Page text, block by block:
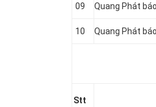
09 Quang Phát
10 Quang Phát
Stt